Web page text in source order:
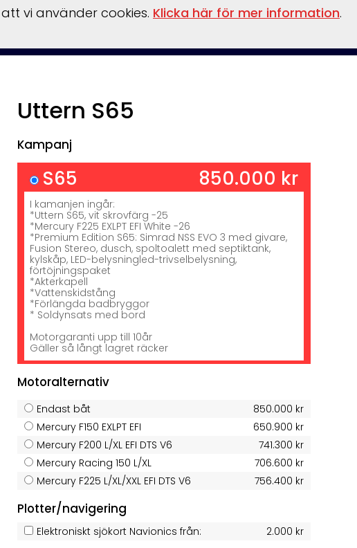
Uttern S65
Kampanj
S65 850.000 kr
I kamanjen ingår:
*Uttern S65, vit skrovfärg -25
*Mercury F225 EXLPT EFI White -26
*Premium Edition S65: Simrad NSS EVO 3 med givare,
Fusion Stereo, dusch, spoltoalett med septiktank,
kylskåp, LED-belysningled-trivselbelysning,
förtöjningspaket
*Akterkapell
*Vattenskidstång
*Förlängda badbryggor
* Soldynsats med bord
Motorgaranti upp till 10år
Gäller så långt lagret räcker
Motoralternativ
Endast båt
850.000 kr
Mercury F150 EXLPT EFI
650.900 kr
Mercury F200 L/XL EFI DTS V6
741.300 kr
Mercury Racing 150 L/XL
706.600 kr
Mercury F225 L/XL/XXL EFI DTS V6
756.400 kr
Plotter/navigering
Elektroniskt sjökort Navionics från: 2.000 kr
vi använder cookies. Klicka här för mer information.